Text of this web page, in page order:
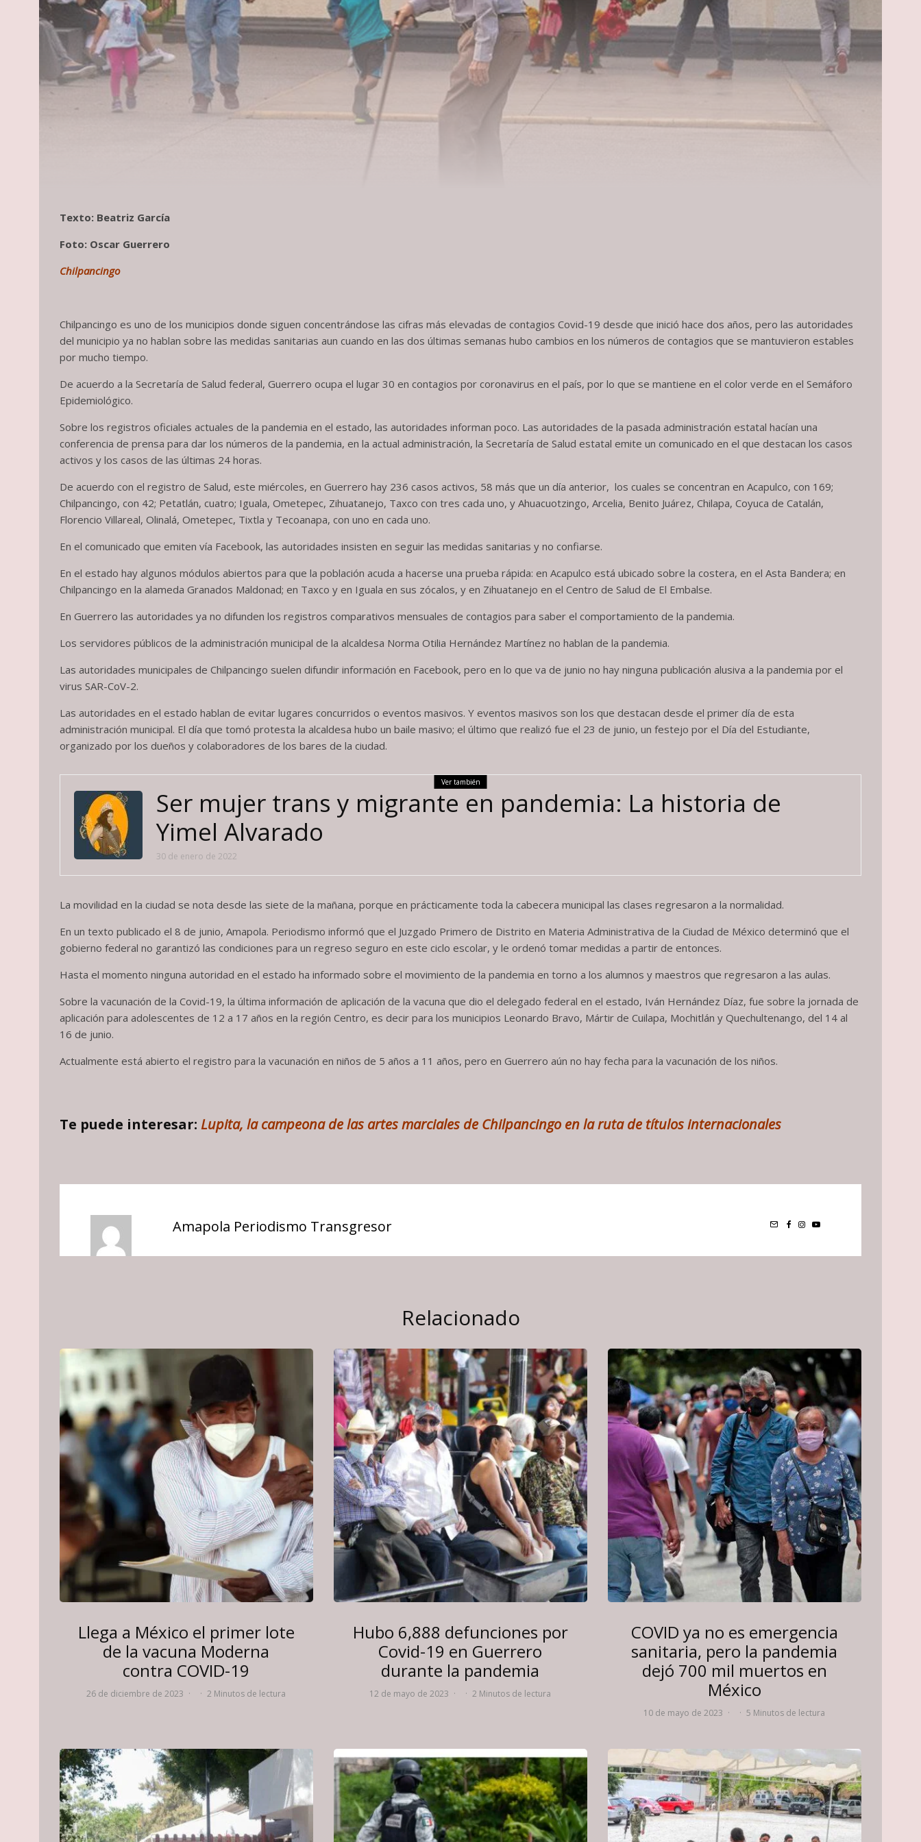
Texto: Beatriz García
Foto: Oscar Guerrero
Chilpancingo
Chilpancingo es uno de los municipios donde siguen concentrándose las cifras más elevadas de contagios Covid-19 desde que inició hace dos años, pero las autoridades
del municipio ya no hablan sobre las medidas sanitarias aun cuando en las dos últimas semanas hubo cambios en los números de contagios que se mantuvieron estables
por mucho tiempo.
De acuerdo a la Secretaría de Salud federal, Guerrero ocupa el lugar 30 en contagios por coronavirus en el país, por lo que se mantiene en el color verde en el Semáforo
Epidemiológico.
Sobre los registros oficiales actuales de la pandemia en el estado, las autoridades informan poco. Las autoridades de la pasada administración estatal hacían una
conferencia de prensa para dar los números de la pandemia, en la actual administración, la Secretaría de Salud estatal emite un comunicado en el que destacan los casos
activos y los casos de las últimas 24 horas.
De acuerdo con el registro de Salud, este miércoles, en Guerrero hay 236 casos activos, 58 más que un día anterior, los cuales se concentran en Acapulco, con 169;
Chilpancingo, con 42; Petatlán, cuatro; Iguala, Ometepec, Zihuatanejo, Taxco con tres cada uno, y Ahuacuotzingo, Arcelia, Benito Juárez, Chilapa, Coyuca de Catalán,
Florencio Villareal, Olinalá, Ometepec, Tixtla y Tecoanapa, con uno en cada uno.
En el comunicado que emiten vía Facebook, las autoridades insisten en seguir las medidas sanitarias y no confiarse.
En el estado hay algunos módulos abiertos para que la población acuda a hacerse una prueba rápida: en Acapulco está ubicado sobre la costera, en el Asta Bandera; en
Chilpancingo en la alameda Granados Maldonad; en Taxco y en Iguala en sus zócalos, y en Zihuatanejo en el Centro de Salud de El Embalse.
En Guerrero las autoridades ya no difunden los registros comparativos mensuales de contagios para saber el comportamiento de la pandemia.
Los servidores públicos de la administración municipal de la alcaldesa Norma Otilia Hernández Martínez no hablan de la pandemia.
Las autoridades municipales de Chilpancingo suelen difundir información en Facebook, pero en lo que va de junio no hay ninguna publicación alusiva a la pandemia por el
virus SAR-CoV-2.
Las autoridades en el estado hablan de evitar lugares concurridos o eventos masivos. Y eventos masivos son los que destacan desde el primer día de esta
administración municipal. El día que tomó protesta la alcaldesa hubo un baile masivo; el último que realizó fue el 23 de junio, un festejo por el Día del Estudiante,
organizado por los dueños y colaboradores de los bares de la ciudad.
Ver también
Ser mujer trans y migrante en pandemia: La historia de
Yimel Alvarado
30 de enero de 2022
La movilidad en la ciudad se nota desde las siete de la mañana, porque en prácticamente toda la cabecera municipal las clases regresaron a la normalidad.
En un texto publicado el 8 de junio, Amapola. Periodismo informó que el Juzgado Primero de Distrito en Materia Administrativa de la Ciudad de México determinó que el
gobierno federal no garantizó las condiciones para un regreso seguro en este ciclo escolar, y le ordenó tomar medidas a partir de entonces.
Hasta el momento ninguna autoridad en el estado ha informado sobre el movimiento de la pandemia en torno a los alumnos y maestros que regresaron a las aulas.
Sobre la vacunación de la Covid-19, la última información de aplicación de la vacuna que dio el delegado federal en el estado, Iván Hernández Díaz, fue sobre la jornada de
aplicación para adolescentes de 12 a 17 años en la región Centro, es decir para los municipios Leonardo Bravo, Mártir de Cuilapa, Mochitlán y Quechultenango, del 14 al
16 de junio.
Actualmente está abierto el registro para la vacunación en niños de 5 años a 11 años, pero en Guerrero aún no hay fecha para la vacunación de los niños.
Te puede interesar: Lupita, la campeona de las artes marciales de Chilpancingo en la ruta de títulos internacionales
Amapola Periodismo Transgresor
Relacionado
Llega a México el primer lote
de la vacuna Moderna
contra COVID-19
26 de diciembre de 2023 · · 2 Minutos de lectura
Hubo 6,888 defunciones por
Covid-19 en Guerrero
durante la pandemia
12 de mayo de 2023 · · 2 Minutos de lectura
COVID ya no es emergencia
sanitaria, pero la pandemia
dejó 700 mil muertos en
México
10 de mayo de 2023 · · 5 Minutos de lectura